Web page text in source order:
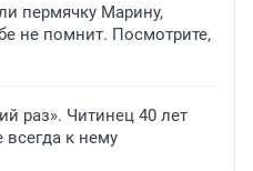
пермячку Марину,
не помнит. Посмотрите,
раз». Читинец 40 лет
всегда к нему